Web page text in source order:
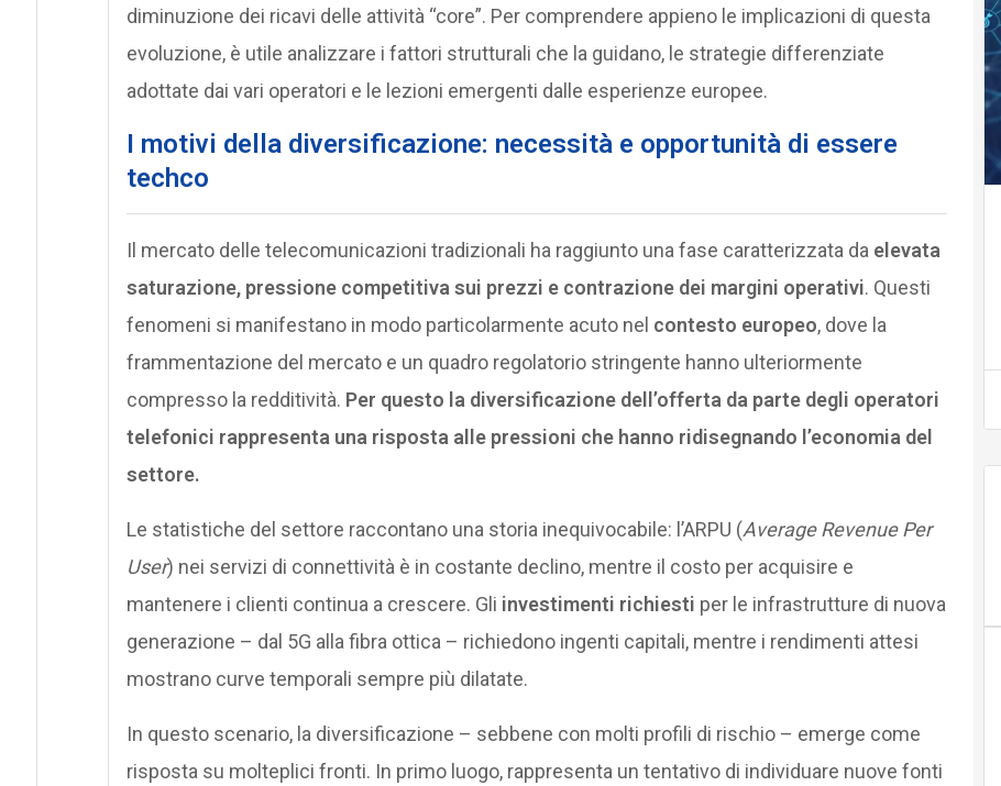
diminuzione dei ricavi delle attività “core”. Per comprendere appieno le implicazioni di questa
evoluzione, è utile analizzare i fattori strutturali che la guidano, le strategie differenziate
adottate dai vari operatori e le lezioni emergenti dalle esperienze europee.
I motivi della diversificazione: necessità e opportunitàdi essere
techco
Il mercato delle telecomunicazioni tradizionali ha raggiunto una fase caratterizzata da elevata
saturazione, pressione competitiva sui prezzi e contrazione dei margini operativi. Questi
fenomeni si manifestano in modo particolarmente acuto nel contesto europeo, dove la
frammentazione del mercato e un quadro regolatorio stringente hanno ulteriormente
compresso la redditività. Per questo la diversificazione dell’offerta da parte degli operatori
telefonici rappresenta una risposta alle pressioni che hanno ridisegnando l’economia del
settore.
Le statistiche del settore raccontano una storia inequivocabile: l’ARPU (Average Revenue Per
User) nei servizi di connettività è in costante declino, mentre il costo per acquisire e
mantenere i clienti continua a crescere. Gli investimenti richiesti per le infrastrutture di nuova
generazione – dal 5G alla fibra ottica – richiedono ingenti capitali, mentre i rendimenti attesi
mostrano curve temporali sempre più dilatate.
In questo scenario, la diversificazione – sebbene con molti profili di rischio – emerge come
risposta su molteplici fronti. In primo luogo, rappresenta un tentativo di individuare nuove fonti